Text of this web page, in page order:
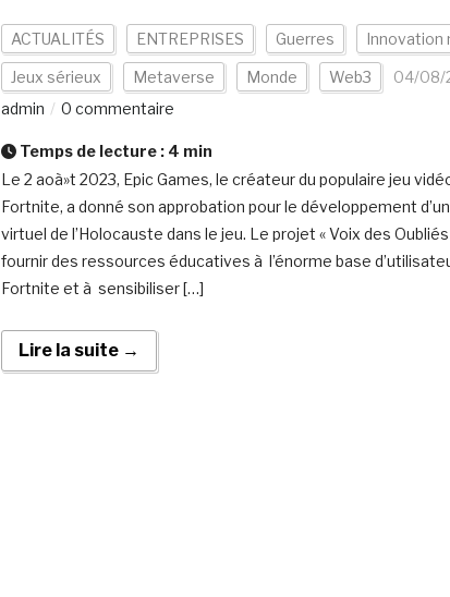
ACTUALITÉS ENTREPRISES Guerres Innovation
Jeux sérieux Metaverse Monde Web3 04/08/
admin
0 commentaire
Temps de lecture : 4 min
Le 2 aoà»t 2023, Epic Games, le créateur du populaire jeu
Fortnite, a donné son approbation pour le développement
virtuel de l’Holocauste dans le jeu. Le projet « Voix des Oubliés
fournir des ressources éducatives à l’énorme base
Fortnite et à sensibiliser […]
Lire la suite →